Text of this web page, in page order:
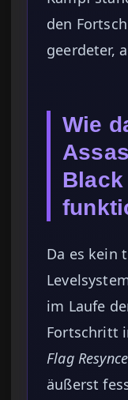
den
geerdeter,
Wie
Black
Da es kein
im Laufe
Fortschritt
Flag
äußerst